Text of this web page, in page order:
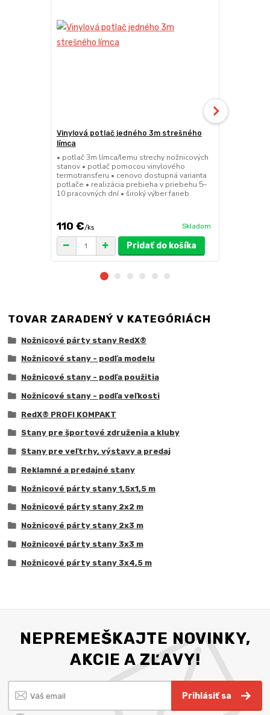
Vinylová potlač jedného 3m strešného
límca
• potlač 3m límca/lemu strechy nožnicových
stanov • potlač pomocou vinylového
termotransferu • cenovo dostupná varianta
potlače • realizácia prebieha v priebehu 5–
10 pracovných dní • široký výber farieb
110 €/ks Skladom
Pridať do košíka
TOVAR ZARADENÝ V KATEGÓRIÁCH
Nožnicové párty stany RedX®
Nožnicové stany - podľa modelu
Nožnicové stany - podľa použitia
Nožnicové stany - podľa veľkosti
RedX® PROFI KOMPAKT
Stany pre športové združenia a kluby
Stany pre veľtrhy, výstavy a predaj
Reklamné a predajné stany
Nožnicové párty stany 1,5x1,5 m
Nožnicové párty stany 2x2 m
Nožnicové párty stany 2x3 m
Nožnicové párty stany 3x3 m
Nožnicové párty stany 3x4,5 m
NEPREMEŠKAJTE NOVINKY,
AKCIE A ZĽAVY!
Prihlásiť sa